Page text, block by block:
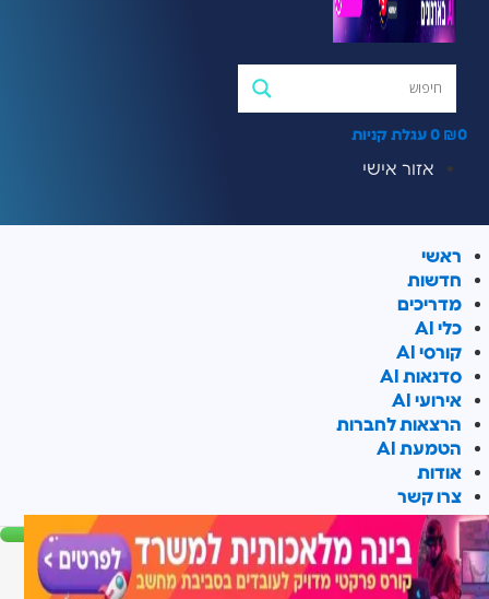
₪0
0 עגלת קניות
אזור אישי
ראשי
חדשות
מדריכים
כלי AI
קורסי AI
סדנאות AI
אירועי AI
הרצאות לחברות
הטמעת AI
אודות
צרו קשר